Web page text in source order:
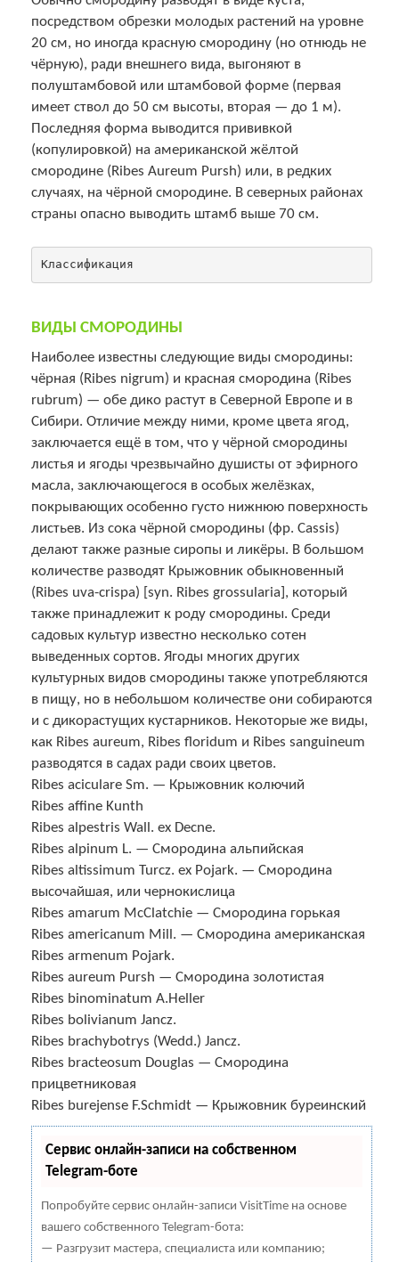
посредством обрезки молодых растений на уровне
20 см, но иногда красную смородину (но отнюдь не
чёрную), ради внешнего вида, выгоняют в
полуштамбовой или штамбовой форме (первая
имеет ствол до 50 см высоты, вторая — до 1 м).
Последняя форма выводится прививкой
(копулировкой) на американской жёлтой
смородине (Ribes Aureum Pursh) или, в редких
случаях, на чёрной смородине. В северных районах
страны опасно выводить штамб выше 70 см.
ВИДЫ СМОРОДИНЫ
Наиболее известны следующие виды смородины:
чёрная (Ribes nigrum) и красная смородина (Ribes
rubrum) — обе дико растут в Северной Европе и в
Сибири. Отличие между ними, кроме цвета ягод,
заключается ещё в том, что у чёрной смородины
листья и ягоды чрезвычайно душисты от эфирного
масла, заключающегося в особых желёзках,
покрывающих особенно густо нижнюю поверхность
листьев. Из сока чёрной смородины (фр. Cassis)
делают также разные сиропы и ликёры. В большом
количестве разводят Крыжовник обыкновенный
(Ribes uva-crispa) [syn. Ribes grossularia], который
также принадлежит к роду смородины. Среди
садовых культур известно несколько сотен
выведенных сортов. Ягоды многих других
культурных видов смородины также употребляются
в пищу, но в небольшом количестве они собираются
и с дикорастущих кустарников. Некоторые же виды,
как Ribes aureum, Ribes floridum и Ribes sanguineum
разводятся в садах ради своих цветов.
Ribes aciculare Sm. — Крыжовник колючий
Ribes affine Kunth
Ribes alpestris Wall. ex Decne.
Ribes alpinum L. — Смородина альпийская
Ribes altissimum Turcz. ex Pojark. — Смородина
высочайшая, или чернокислица
Ribes amarum McClatchie — Смородина горькая
Ribes americanum Mill. — Смородина американская
Ribes armenum Pojark.
Ribes aureum Pursh — Смородина золотистая
Ribes binominatum A.Heller
Ribes bolivianum Jancz.
Ribes brachybotrys (Wedd.) Jancz.
Ribes bracteosum Douglas — Смородина
прицветниковая
Ribes burejense F.Schmidt — Крыжовник буреинский
Сервис онлайн-записи на собственном
Telegram-боте
Попробуйте сервис онлайн-записи VisitTime на основе
вашего собственного Telegram-бота:
— Разгрузит мастера, специалиста или компанию;